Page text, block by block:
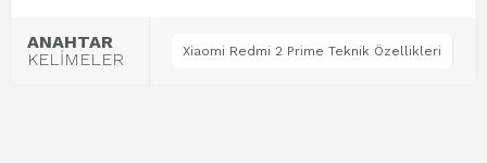
ANAHTAR
KELİMELER
Xiaomi Redmi 2 Prime Teknik Özellikleri